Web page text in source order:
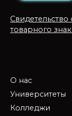
товарного
О нас
Университеты
Колледжи